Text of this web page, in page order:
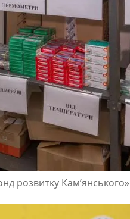
розвитку Кам’янського»